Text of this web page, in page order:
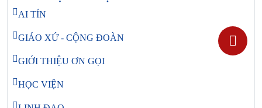
AI TÍN
GIÁO XỨ - CỘNG ĐOÀN
GIỚI THIỆU ƠN GỌI
HỌC VIỆN